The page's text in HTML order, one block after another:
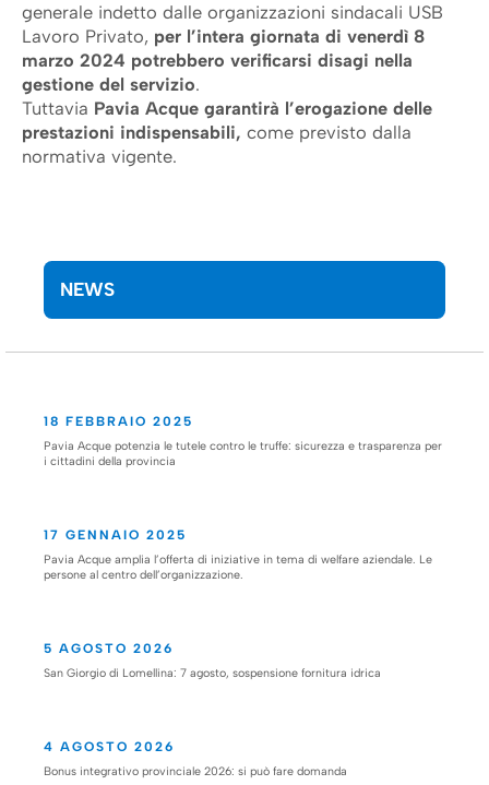
generale indetto dalle organizzazioni sindacali USB
Lavoro Privato, per l’intera giornata di venerdì 8
marzo 2024 potrebbero verificarsi disagi nella
gestione del servizio.
Tuttavia Pavia Acque garantirà l’erogazione delle
prestazioni indispensabili, come previsto dalla
normativa vigente.
NEWS
18 FEBBRAIO 2025
Pavia Acque potenzia le tutele contro le truffe: sicurezza e trasparenza per
i cittadini della provincia
17 GENNAIO 2025
Pavia Acque amplia l’offerta di iniziative in tema di welfare aziendale. Le
persone al centro dell’organizzazione.
5 AGOSTO 2026
San Giorgio di Lomellina: 7 agosto, sospensione fornitura idrica
4 AGOSTO 2026
Bonus integrativo provinciale 2026: si può fare domanda